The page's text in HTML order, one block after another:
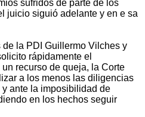
sufridos de parte de los
juicio siguió adelante y en e sa
la PDI Guillermo Vilches y
rápidamente el
recurso de queja, la Corte
a los menos las diligencias
ante la imposibilidad de
en los hechos seguir